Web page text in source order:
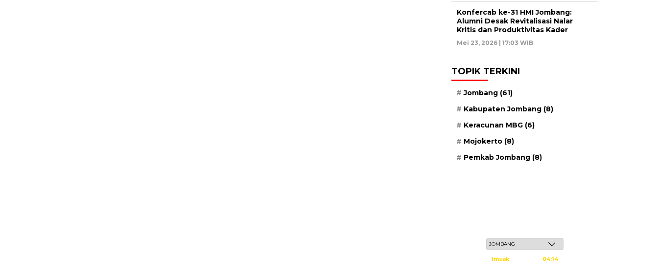
Konfercab ke-31 HMI Jombang:
Alumni Desak Revitalisasi Nalar
Kritis dan Produktivitas Kader
Mei 23, 2026 | 17:03 WIB
TOPIK TERKINI
Jombang (61)
Kabupaten Jombang (8)
Keracunan MBG (6)
Mojokerto (8)
Pemkab Jombang (8)
Imsak 04:14